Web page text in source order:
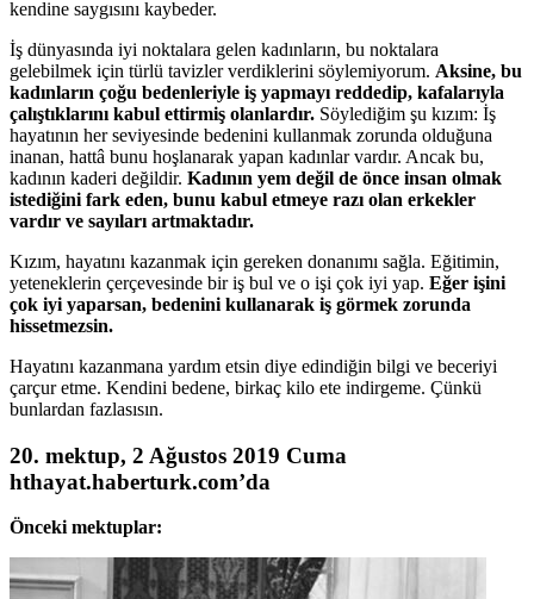
kendine saygısını kaybeder.
İş dünyasında iyi noktalara gelen kadınların, bu noktalara
gelebilmek için türlü tavizler verdiklerini söylemiyorum. Aksine, bu
kadınların çoğu bedenleriyle iş yapmayı reddedip, kafalarıyla
çalıştıklarını kabul ettirmiş olanlardır. Söylediğim şu kızım: İş
hayatının her seviyesinde bedenini kullanmak zorunda olduğuna
inanan, hattâ bunu hoşlanarak yapan kadınlar vardır. Ancak bu,
kadının kaderi değildir. Kadının yem değil de önce insan olmak
istediğini fark eden, bunu kabul etmeye razı olan erkekler
vardır ve sayıları artmaktadır.
Kızım, hayatını kazanmak için gereken donanımı sağla. Eğitimin,
yeteneklerin çerçevesinde bir iş bul ve o işi çok iyi yap. Eğer işini
çok iyi yaparsan, bedenini kullanarak iş görmek zorunda
hissetmezsin.
Hayatını kazanmana yardım etsin diye edindiğin bilgi ve beceriyi
çarçur etme. Kendini bedene, birkaç kilo ete indirgeme. Çünkü
bunlardan fazlasısın.
20. mektup, 2 Ağustos 2019 Cuma
hthayat.haberturk.com’da
Önceki mektuplar: